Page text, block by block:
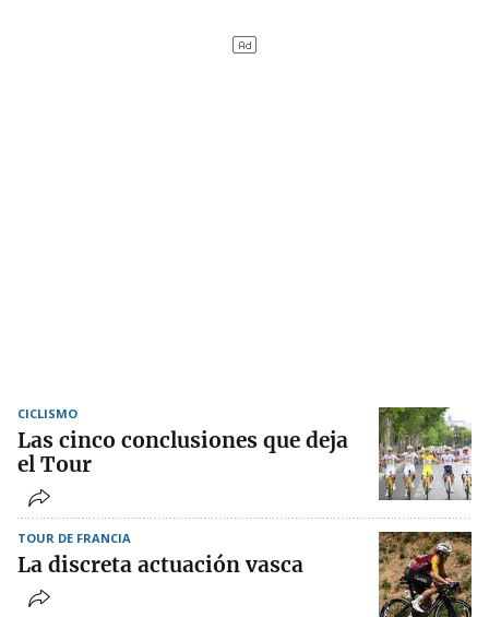
CICLISMO
Las cinco conclusiones que deja
el Tour
TOUR DE FRANCIA
La discreta actuación vasca